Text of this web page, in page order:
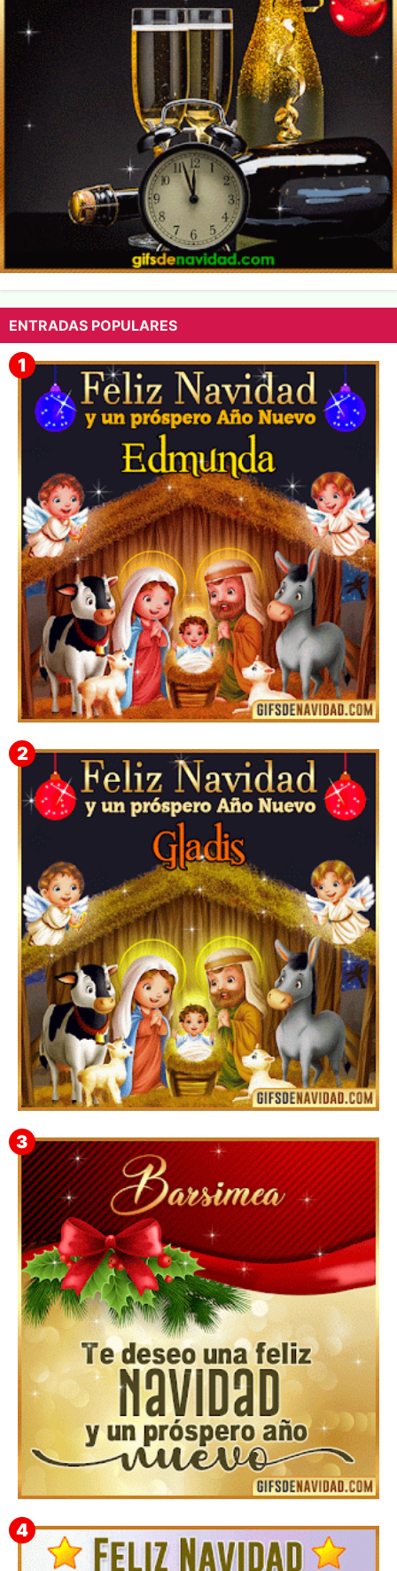
ENTRADAS POPULARES
Feliz Navidad y próspero Año Nuevo Edmunda
Feliz Navidad y próspero Año Nuevo Gladis